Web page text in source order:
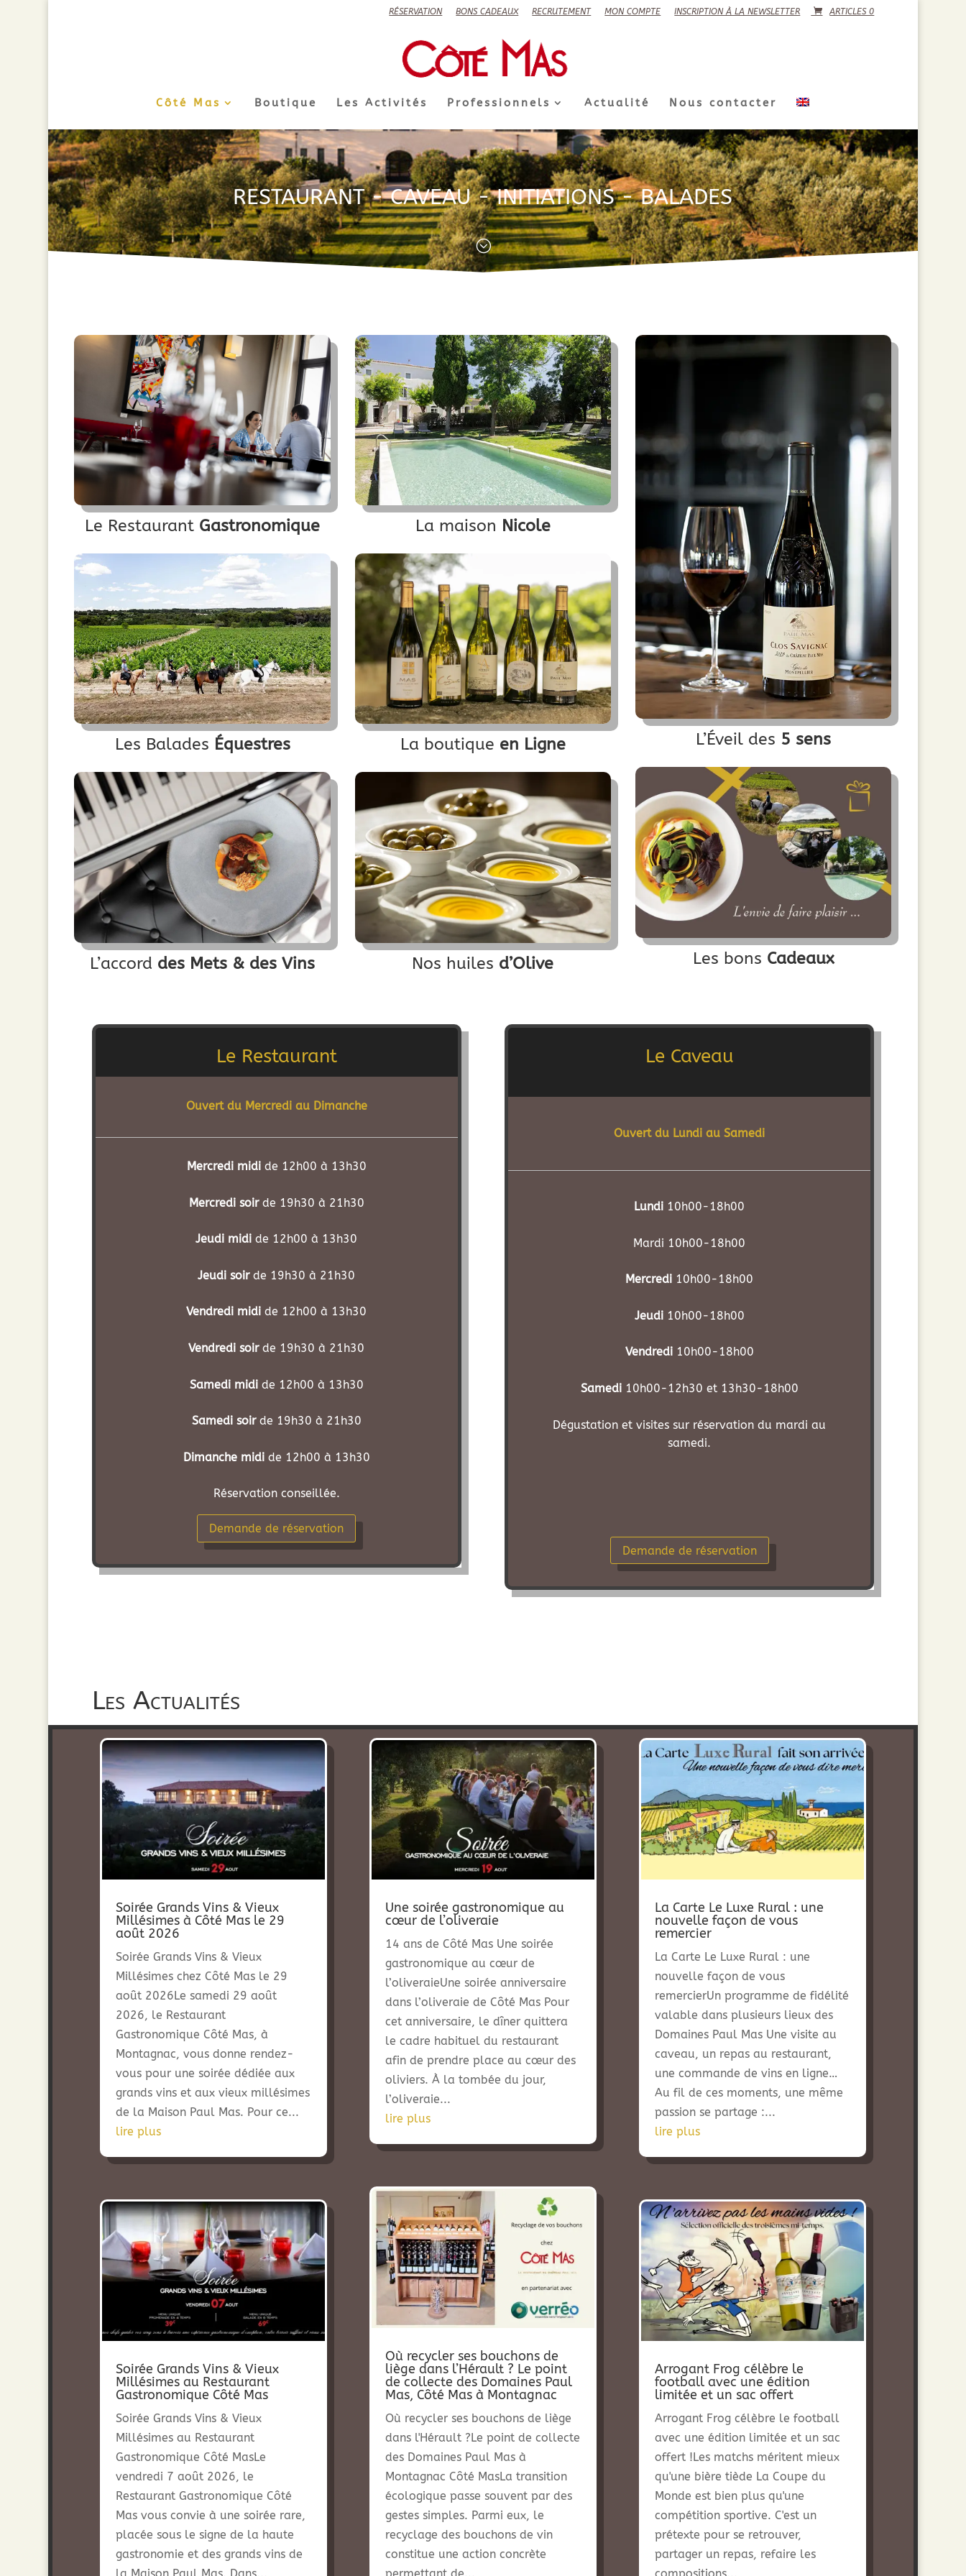
RÉSERVATION BONS CADEAUX RECRUTEMENT MON COMPTE INSCRIPTION À LA NEWSLETTER ARTICLES 0
Côté Mas Boutique Les Activités Professionnels Actualité Nous contacter
RESTAURANT - CAVEAU - INITIATIONS - BALADES
;
Le Restaurant Gastronomique
Les Balades Équestres
L’accord des Mets & des Vins
La maison Nicole
La boutique en Ligne
Nos huiles d’Olive
L’Éveil des 5 sens
Les bons Cadeaux
Le Restaurant
Ouvert du Mercredi au Dimanche
Mercredi midide 12h00 à 13h30
Mercredi soirde 19h30 à 21h30
Jeudi midi de 12h00 à 13h30
Jeudi soirde 19h30 à 21h30
Vendredi midi de 12h00 à 13h30
Vendredi soirde 19h30 à 21h30
Samedi midide 12h00 à 13h30
Samedi soirde 19h30 à 21h30
Dimanche midide 12h00 à 13h30
Réservation conseillée.
Demande de réservation
Le Caveau
Ouvert du Lundi au Samedi
Lundi 10h00-18h00
Mardi 10h00-18h00
Mercredi 10h00-18h00
Jeudi10h00-18h00
Vendredi10h00-18h00
Samedi10h00-12h30 et 13h30-18h00
Dégustation et visites sur réservation du mardi au
samedi.
Demande de réservation
Les Actualités
Soirée Grands Vins & Vieux
Millésimes à Côté Mas le 29
août 2026
Soirée Grands Vins & Vieux
Millésimes chez Côté Mas le 29
août 2026Le samedi 29 août
2026, le Restaurant
Gastronomique Côté Mas, à
Montagnac, vous donne rendez-
vous pour une soirée dédiée aux
grands vins et aux vieux millésimes
de la Maison Paul Mas. Pour ce...
lire plus
Soirée Grands Vins & Vieux
Millésimes au Restaurant
Gastronomique Côté Mas
Soirée Grands Vins & Vieux
Millésimes au Restaurant
Gastronomique Côté MasLe
vendredi 7 août 2026, le
Restaurant Gastronomique Côté
Mas vous convie à une soirée rare,
placée sous le signe de la haute
gastronomie et des grands vins de
Une soirée gastronomique au
cœur de l’oliveraie
14 ans de Côté Mas Une soirée
gastronomique au cœur de
l’oliveraieUne soirée anniversaire
dans l’oliveraie de Côté Mas Pour
cet anniversaire, le dîner quittera
le cadre habituel du restaurant
afin de prendre place au cœur des
oliviers. À la tombée du jour,
l’oliveraie...
lire plus
Où recycler ses bouchons de
liège dans l’Hérault ? Le point
de collecte des Domaines Paul
Mas, Côté Mas à Montagnac
Où recycler ses bouchons de liège
dans l'Hérault ?Le point de collecte
des Domaines Paul Mas à
Montagnac Côté MasLa transition
écologique passe souvent par des
gestes simples. Parmi eux, le
recyclage des bouchons de vin
constitue une action concrète
La Carte Le Luxe Rural : une
nouvelle façon de vous
remercier
La Carte Le Luxe Rural : une
nouvelle façon de vous
remercierUn programme de fidélité
valable dans plusieurs lieux des
Domaines Paul Mas Une visite au
caveau, un repas au restaurant,
une commande de vins en ligne…
Au fil de ces moments, une même
passion se partage :...
lire plus
Arrogant Frog célèbre le
football avec une édition
limitée et un sac offert
Arrogant Frog célèbre le football
avec une édition limitée et un sac
offert !Les matchs méritent mieux
qu'une bière tiède La Coupe du
Monde est bien plus qu'une
compétition sportive. C'est un
prétexte pour se retrouver,
partager un repas, refaire les